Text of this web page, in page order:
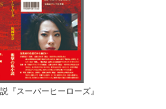
『スーパーヒーローズ』